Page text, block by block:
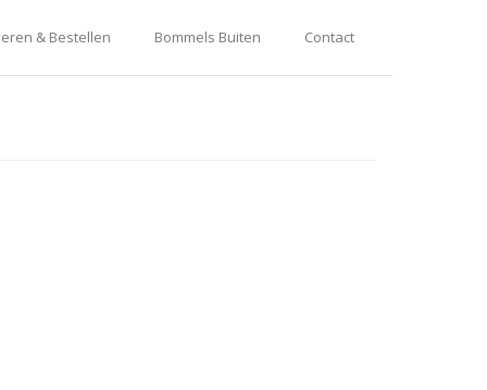
& Bestellen Bommels Buiten Contact